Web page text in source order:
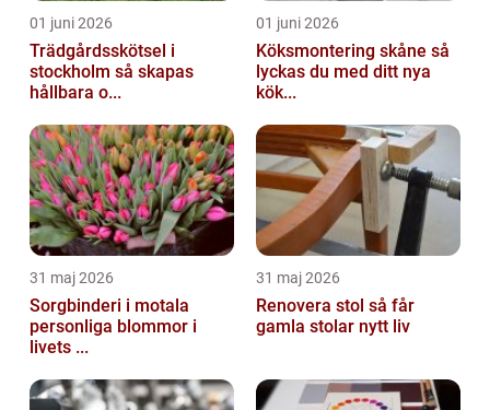
01 juni 2026
Trädgårdsskötsel i
stockholm så skapas
hållbara o...
01 juni 2026
Köksmontering skåne så
lyckas du med ditt nya
kök...
31 maj 2026
Sorgbinderi i motala
personliga blommor i
livets ...
31 maj 2026
Renovera stol så får
gamla stolar nytt liv